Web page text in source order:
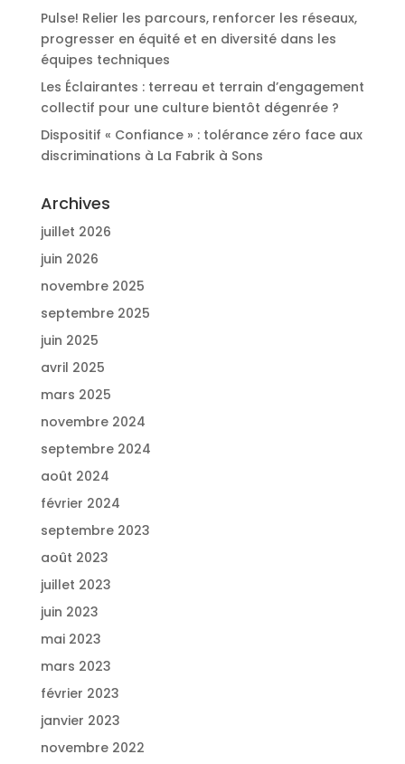
Pulse! Relier les parcours, renforcer les réseaux,
progresser en équité et en diversité dans les
équipes techniques
Les Éclairantes : terreau et terrain d’engagement
collectif pour une culture bientôt dégenrée ?
Dispositif « Confiance » : tolérance zéro face aux
discriminations à La Fabrik à Sons
Archives
juillet 2026
juin 2026
novembre 2025
septembre 2025
juin 2025
avril 2025
mars 2025
novembre 2024
septembre 2024
août 2024
février 2024
septembre 2023
août 2023
juillet 2023
juin 2023
mai 2023
mars 2023
février 2023
janvier 2023
novembre 2022